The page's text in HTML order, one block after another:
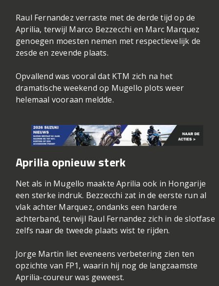
Raul Fernandez verraste met de derde tijd op de
Aprilia, terwijl Marco Bezzecchi en Marc Marquez
genoegen moesten nemen met respectievelijk de
zesde en zevende plaats.
Opvallend was vooral dat KTM zich na het
dramatische weekend op Mugello plots weer
helemaal vooraan meldde.
Aprilia opnieuw sterk
Net als in Mugello maakte Aprilia ook in Hongarije
een sterke indruk. Bezzecchi zat in de eerste run al
vlak achter Marquez, ondanks een hardere
achterband, terwijl Raul Fernandez zich in de slotfase
zelfs naar de tweede plaats wist te rijden.
Jorge Martin liet eveneens verbetering zien ten
opzichte van FP1, waarin hij nog de langzaamste
Aprilia-coureur was geweest.